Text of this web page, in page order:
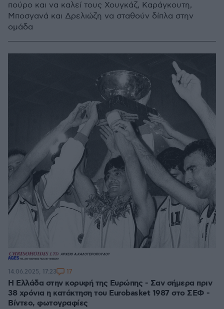
πούρο και να καλεί τους Χουγκάζ, Καράγκουτη,
Μποσγανά και Δρελιώζη να σταθούν δίπλα στην
ομάδα
H Ελλάδα στην κορυφή της Ευρώπης - Σαν σήμερα πριν
38 χρόνια η κατάκτηση του Eurobasket 1987 στο ΣΕΦ -
Βίντεο, φωτογραφίες
14.06.2025, 17:23 17